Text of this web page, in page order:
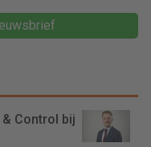
Control bij